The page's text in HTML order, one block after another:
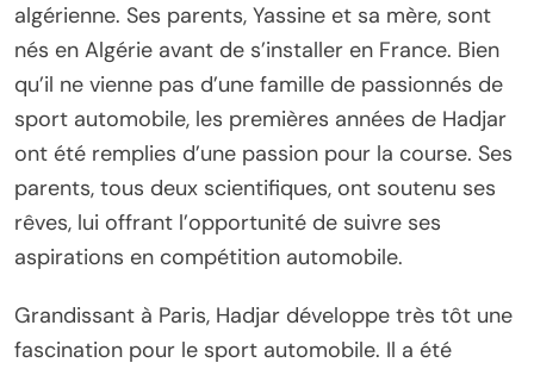
algérienne. Ses parents, Yassine et sa mère, sont
nés en Algérie avant de s’installer en France. Bien
qu’il ne vienne pas d’une famille de passionnés de
sport automobile, les premières années de Hadjar
ont été remplies d’une passion pour la course. Ses
parents, tous deux scientifiques, ont soutenu ses
rêves, lui offrant l’opportunité de suivre ses
aspirations en compétition automobile.
Grandissant à Paris, Hadjar développe très tôt une
fascination pour le sport automobile. Il a été